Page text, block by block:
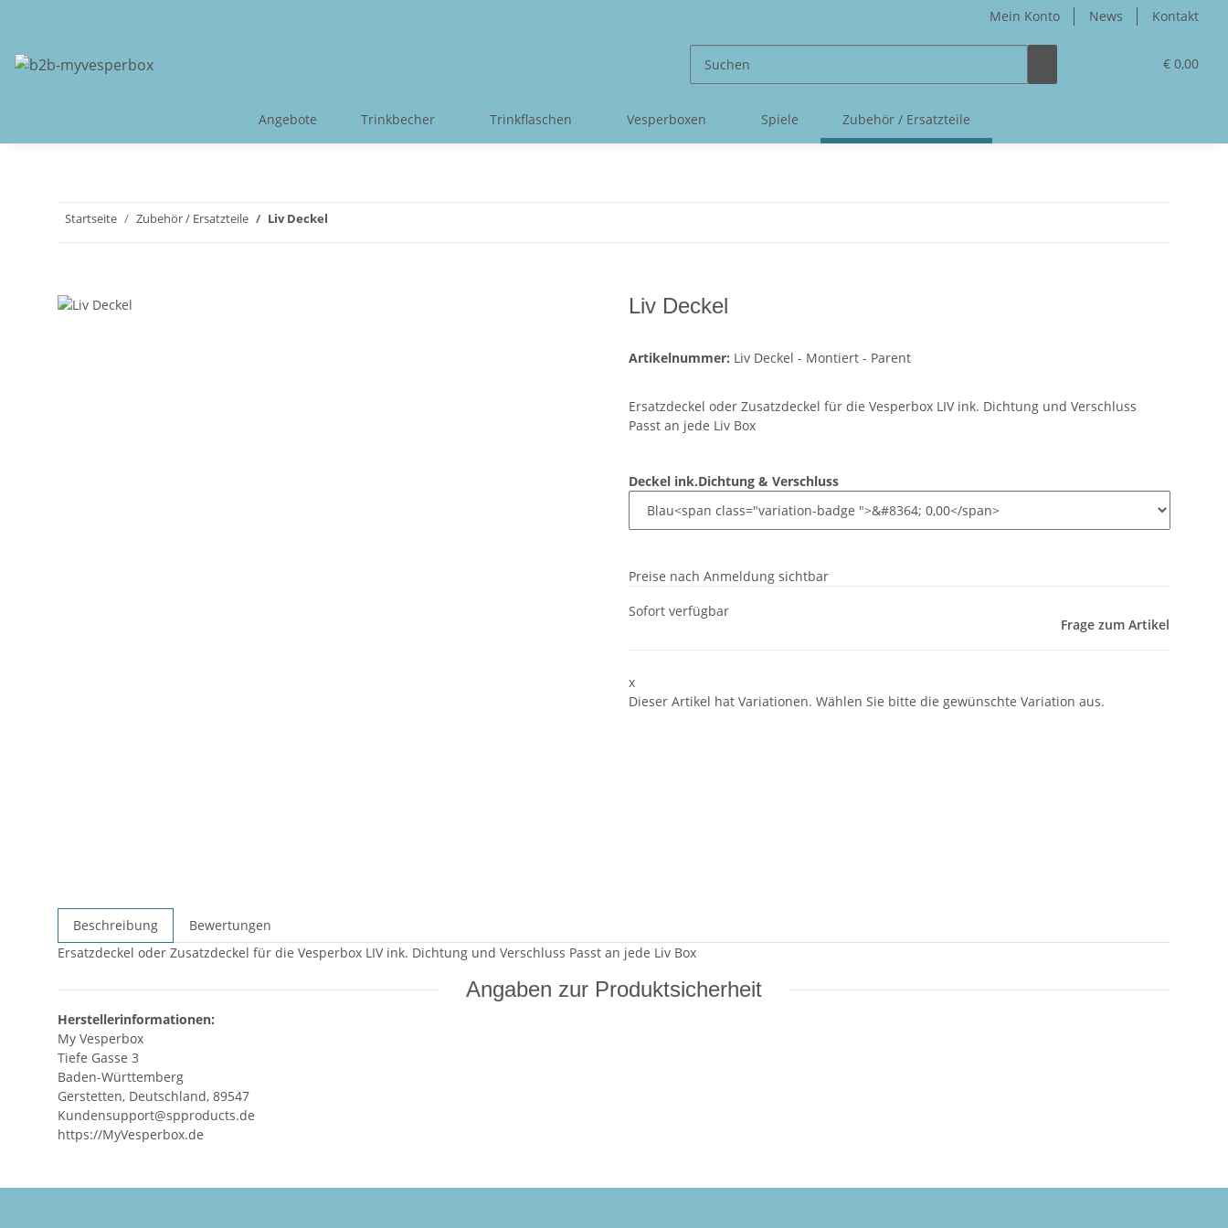
Mein Konto News Kontakt
€ 0,00
Angebote Trinkbecher Trinkflaschen Vesperboxen Spiele Zubehör / Ersatzteile
Startseite Zubehör / Ersatzteile Liv Deckel
Liv Deckel
Artikelnummer: Liv Deckel - Montiert - Parent
Ersatzdeckel oder Zusatzdeckel für die Vesperbox LIV ink. Dichtung und Verschluss
Passt an jede Liv Box
Deckel ink.Dichtung & Verschluss
Preise nach Anmeldung sichtbar
Sofort verfügbar
Frage zum Artikel
x
Dieser Artikel hat Variationen. Wählen Sie bitte die gewünschte Variation aus.
Beschreibung
Bewertungen
Ersatzdeckel oder Zusatzdeckel für die Vesperbox LIV ink. Dichtung und Verschluss Passt an jede Liv Box
Angaben zur Produktsicherheit
Herstellerinformationen:
My Vesperbox
Tiefe Gasse 3
Baden-Württemberg
Gerstetten, Deutschland, 89547
Kundensupport@spproducts.de
https://MyVesperbox.de